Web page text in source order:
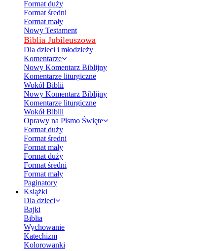
Format duży
Format średni
Format mały
Nowy Testament
Biblia Jubileuszowa
Dla dzieci i młodzieży
Komentarze
Nowy Komentarz Biblijny
Komentarze liturgiczne
Wokół Biblii
Nowy Komentarz Biblijny
Komentarze liturgiczne
Wokół Biblii
Oprawy na Pismo Święte
Format duży
Format średni
Format mały
Format duży
Format średni
Format mały
Paginatory
Książki
Dla dzieci
Bajki
Biblia
Wychowanie
Katechizm
Kolorowanki